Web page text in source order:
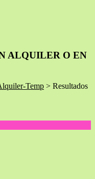
ALQUILER O EN
Temp > Resultados